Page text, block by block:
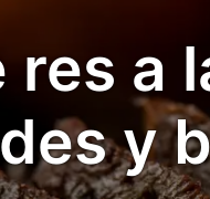
res a
y